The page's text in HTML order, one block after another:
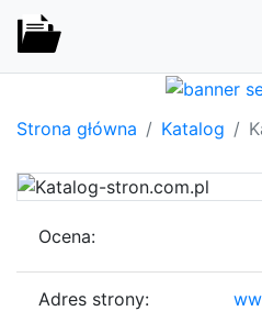
Strona główna Katalog
Ocena:
Adres strony: